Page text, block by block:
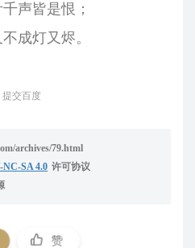
声皆是恨；
成灯又烬。
提交百度
archives/79.html
NC-SA 4.0 许可协议
赞